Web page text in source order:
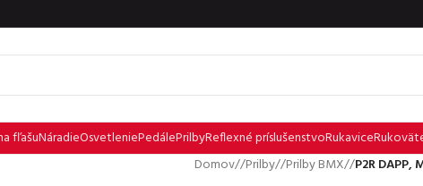
fľašuNáradieOsvetleniePedálePrilbyReflexné príslušenstvoRukavice
Domov/ Prilby/ Prilby BMX/ P2R